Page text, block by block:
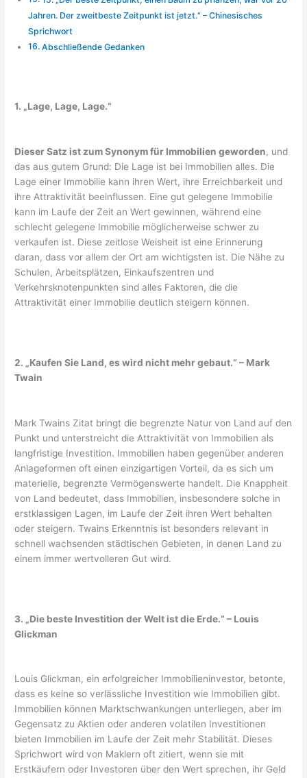
Jahren. Der zweitbeste Zeitpunkt ist jetzt.“ – Chinesisches
Sprichwort
Abschließende Gedanken
1. „Lage, Lage, Lage.“
Dieser Satz ist zum Synonym für Immobilien geworden, und
das aus gutem Grund: Die Lage ist bei Immobilien alles. Die
Lage einer Immobilie kann ihren Wert, ihre Erreichbarkeit und
ihre Attraktivität beeinflussen. Eine gut gelegene Immobilie
kann im Laufe der Zeit an Wert gewinnen, während eine
schlecht gelegene Immobilie möglicherweise schwer zu
verkaufen ist. Diese zeitlose Weisheit ist eine Erinnerung
daran, dass vor allem der Ort am wichtigsten ist. Die Nähe zu
Schulen, Arbeitsplätzen, Einkaufszentren und
Verkehrsknotenpunkten sind alles Faktoren, die die
Attraktivität einer Immobilie deutlich steigern können.
2. „Kaufen Sie Land, es wird nicht mehr gebaut.“ – Mark
Twain
Mark Twains Zitat bringt die begrenzte Natur von Land auf den
Punkt und unterstreicht die Attraktivität von Immobilien als
langfristige Investition. Immobilien haben gegenüber anderen
Anlageformen oft einen einzigartigen Vorteil, da es sich um
materielle, begrenzte Vermögenswerte handelt. Die Knappheit
von Land bedeutet, dass Immobilien, insbesondere solche in
erstklassigen Lagen, im Laufe der Zeit ihren Wert behalten
oder steigern. Twains Erkenntnis ist besonders relevant in
schnell wachsenden städtischen Gebieten, in denen Land zu
einem immer wertvolleren Gut wird.
3. „Die beste Investition der Welt ist die Erde.“ – Louis
Glickman
Louis Glickman, ein erfolgreicher Immobilieninvestor, betonte,
dass es keine so verlässliche Investition wie Immobilien gibt.
Immobilien können Marktschwankungen unterliegen, aber im
Gegensatz zu Aktien oder anderen volatilen Investitionen
bieten Immobilien im Laufe der Zeit mehr Stabilität. Dieses
Sprichwort wird von Maklern oft zitiert, wenn sie mit
Erstkäufern oder Investoren über den Wert sprechen, ihr Geld